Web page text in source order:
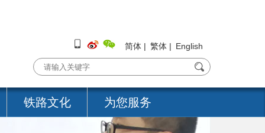
简体 | 繁体 | English
铁路文化 为您服务